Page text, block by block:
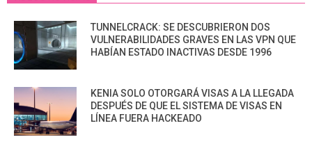
TUNNELCRACK: SE DESCUBRIERON DOS
VULNERABILIDADES GRAVES EN LAS VPN QUE
HABÍAN ESTADO INACTIVAS DESDE 1996
KENIA SOLO OTORGARÁ VISAS A LA LLEGADA
DESPUÉS DE QUE EL SISTEMA DE VISAS EN
LÍNEA FUERA HACKEADO